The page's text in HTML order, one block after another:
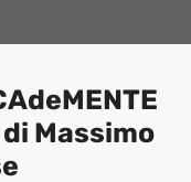
Massimo